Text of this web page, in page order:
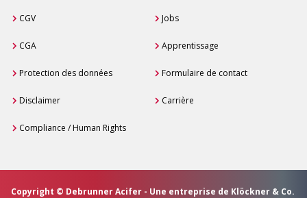
CGV
CGA
Protection des données
Disclaimer
Compliance / Human Rights
Jobs
Apprentissage
Formulaire de contact
Carrière
Copyright © Debrunner Acifer - Une entreprise de Klöckner & Co.